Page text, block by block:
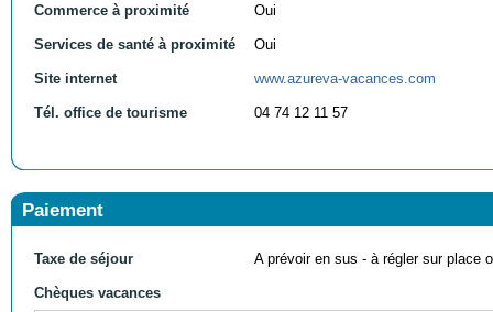
Commerce à proximité Oui
Services de santé à proximité Oui
Site internet www.azureva-vacances.com
Tél. office de tourisme 04 74 12 11 57
Paiement
Taxe de séjour A prévoir en sus - à régler sur place
Chèques vacances